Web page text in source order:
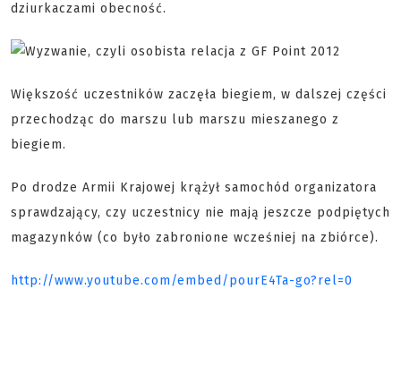
dziurkaczami obecność.
Większość uczestników zaczęła biegiem, w dalszej części
przechodząc do marszu lub marszu mieszanego z
biegiem.
Po drodze Armii Krajowej krążył samochód organizatora
sprawdzający, czy uczestnicy nie mają jeszcze podpiętych
magazynków (co było zabronione wcześniej na zbiórce).
http://www.youtube.com/embed/pourE4Ta-go?rel=0